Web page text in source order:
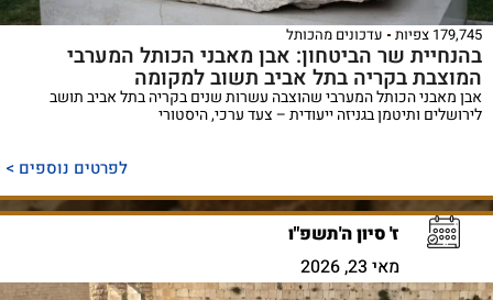
179,745 צפיות עדכונים מהכותל
בהנחיית שר הביטחון: אבן מאבני הכותל המערבי
המוצבת בקריה בתל אביב תשוב למקומה
אבן מאבני הכותל המערבי שהוצבה עשרות שנים בקריה בתל אביב תושב
לירושלים ותיטמן בגניזה ייעודית – צעד ערכי, היסטורי
לפרטים נוספים >
ז' סיון ה'תשפ"ו
מאי 23, 2026